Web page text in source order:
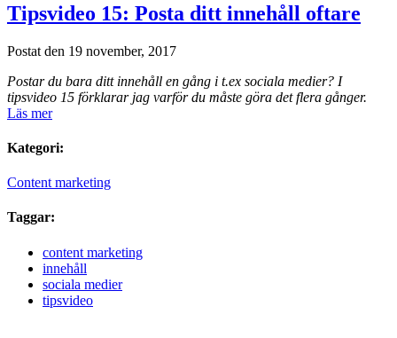
Tipsvideo 15: Posta ditt innehåll oftare
Postat den 19 november, 2017
Postar du bara ditt innehåll en gång i t.ex sociala medier? I
tipsvideo 15 förklarar jag varför du måste göra det flera gånger.
Läs mer
Kategori:
Content marketing
Taggar:
content marketing
innehåll
sociala medier
tipsvideo